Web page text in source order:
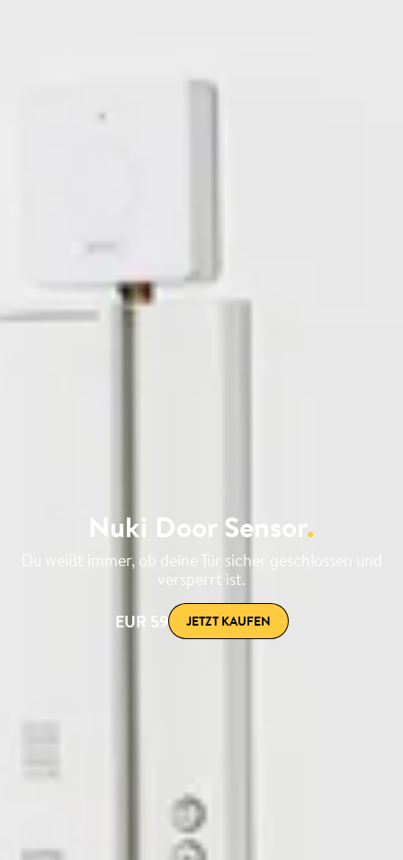
Nuki Door Sensor .
Du weißt immer, ob deine Tür sicher geschlossen und
versperrt ist.
EUR 59
JETZT KAUFEN